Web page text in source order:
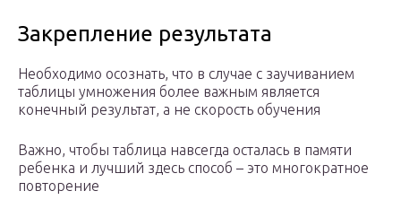
Закрепление результата
Необходимо осознать, что в случае с заучиванием
таблицы умножения более важным является
конечный результат, а не скорость обучения
Важно, чтобы таблица навсегда осталась в памяти
ребенка и лучший здесь способ – это многократное
повторение